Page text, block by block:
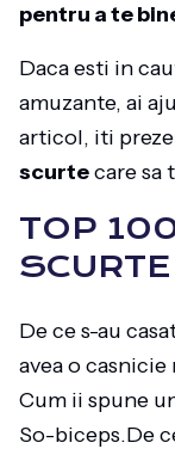
pentru a te
Daca esti in
amuzante, ai
articol, iti
scurtecare sa
TOP
SCURTE
De ce s-au
avea o casnicie
Cum ii spune
So-biceps.De